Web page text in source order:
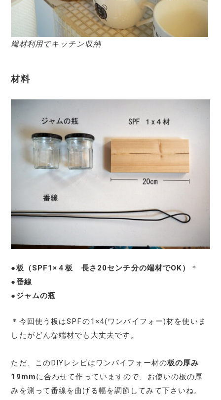
端材利用でキッチン収納
材料
●板（SPF1×４板 長さ20センチ分の端材でOK）
＊
●番線
● ジャムの瓶
＊今回使う板はSPFの1×4(ワンバイフォー)材を使いま
したがどんな端材でも大丈夫です。
ただ、このDIYレシピはワンバイフォー材の板の厚み
19mmに合わせて作っていますので、お使いの板の厚
みを測って番線を曲げる幅を調節してみて下さいね。